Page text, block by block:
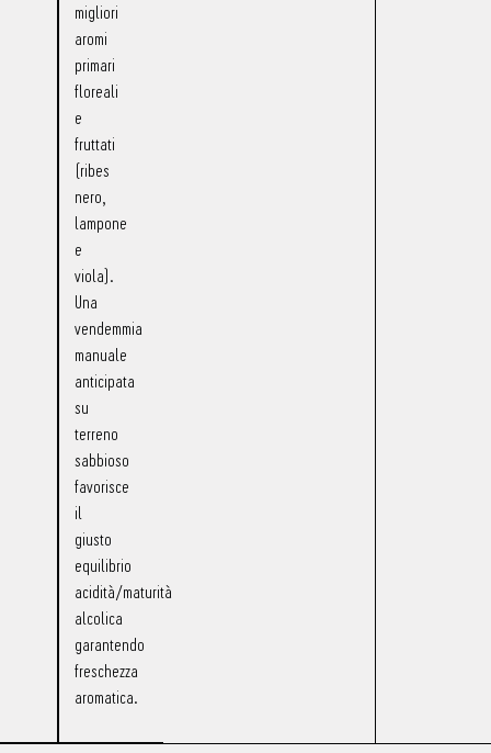
migliori
aromi
primari
floreali
e
fruttati
(ribes
nero,
lampone
e
viola).
Una
vendemmia
manuale
anticipata
su
terreno
sabbioso
favorisce
il
giusto
equilibrio
acidità/maturità
alcolica
garantendo
freschezza
aromatica.